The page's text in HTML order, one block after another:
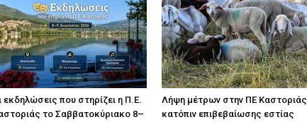
εκδηλώσεις που στηρίζει η Π.Ε.
το Σαββατοκύριακο 8–
Λήψη μέτρων στην ΠΕ Καστοριάς
κατόπιν επιβεβαίωσης εστίας